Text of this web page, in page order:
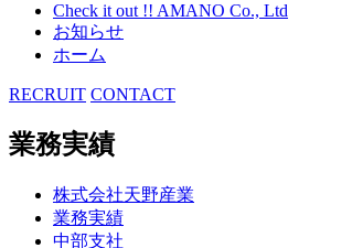
Check it out !! AMANO Co., Ltd
お知らせ
ホーム
RECRUIT CONTACT
業務実績
株式会社天野産業
業務実績
中部支社